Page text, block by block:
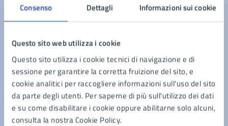
Consenso Dettagli Informazioni sui cookie
Questo sito web utilizza i cookie
Questo sito utilizza i cookie tecnici di navigazione e di
sessione per garantire la corretta fruizione del sito, e
cookie analitici per raccogliere informazioni sull'uso del sito
da parte degli utenti. Per saperne di più sull'utilizzo dei dati
e su come disabilitare i cookie oppure abilitarne solo alcuni,
consulta la nostra Cookie Policy.
Richiedere permesso di occupazione suolo pubblico
Presentare domanda per un contributo (Trasporto
scolastico in favore di alunni con disabilità)
Richiedere una pubblicazione di matrimonio
Richiedere accesso agli atti
Vedi altri 6